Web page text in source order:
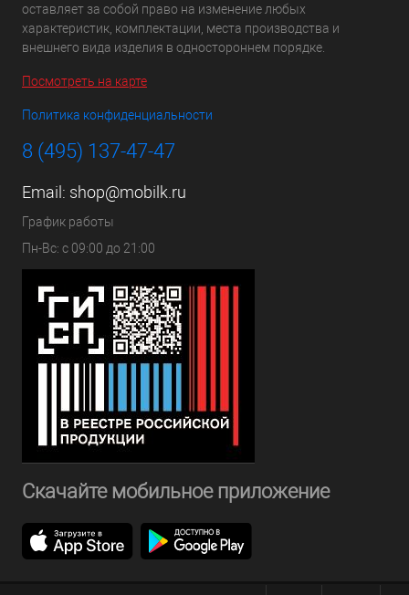
оставляет за собой право на изменение любых
характеристик, комплектации, места производства и
внешнего вида изделия в одностороннем порядке.
Посмотреть на карте
Политика конфиденциальности
8 (495) 137-47-47
Email: shop@mobilk.ru
График работы
Пн-Вс: с 09:00 до 21:00
Скачайте мобильное приложение